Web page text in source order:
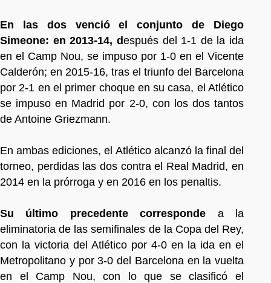
En las dos venció el conjunto de Diego
Simeone: en 2013-14, después del 1-1 de la ida
en el Camp Nou, se impuso por 1-0 en el Vicente
Calderón; en 2015-16, tras el triunfo del Barcelona
por 2-1 en el primer choque en su casa, el Atlético
se impuso en Madrid por 2-0, con los dos tantos
de Antoine Griezmann.
En ambas ediciones, el Atlético alcanzó la final del
torneo, perdidas las dos contra el Real Madrid, en
2014 en la prórroga y en 2016 en los penaltis.
Su último precedente corresponde a la
eliminatoria de las semifinales de la Copa del Rey,
con la victoria del Atlético por 4-0 en la ida en el
Metropolitano y por 3-0 del Barcelona en la vuelta
en el Camp Nou, con lo que se clasificó el